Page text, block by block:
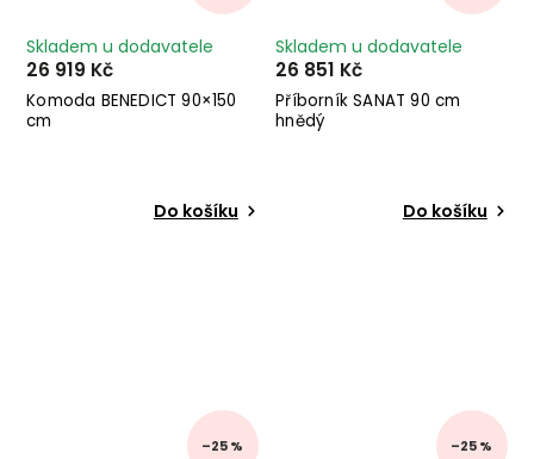
Komoda BENEDICT 90×150
cm
Skladem u dodavatele
26 919 Kč
Do košíku
Příborník SANAT 90 cm
hnědý
Skladem u dodavatele
26 851 Kč
Do košíku
–25 % –25 %